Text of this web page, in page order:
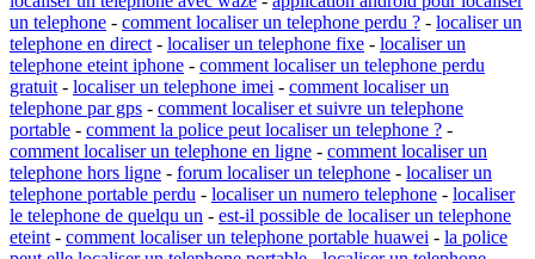
un telephone - comment localiser un telephone perdu ? - localiser un
telephone en direct - localiser un telephone fixe - localiser un
telephone eteint iphone - comment localiser un telephone perdu
gratuit - localiser un telephone imei - comment localiser un
telephone par gps - comment localiser et suivre un telephone
portable - comment la police peut localiser un telephone ? -
comment localiser un telephone en ligne - comment localiser un
telephone hors ligne - forum localiser un telephone - localiser un
telephone portable perdu - localiser un numero telephone - localiser
le telephone de quelqu un - est-il possible de localiser un telephone
eteint - comment localiser un telephone portable huawei - la police